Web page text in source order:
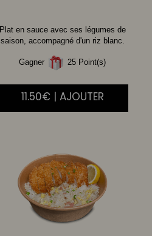
Plat en sauce avec ses légumes de
saison, accompagné d'un riz blanc.
Gagner 25 Point(s)
11.50€ | AJOUTER